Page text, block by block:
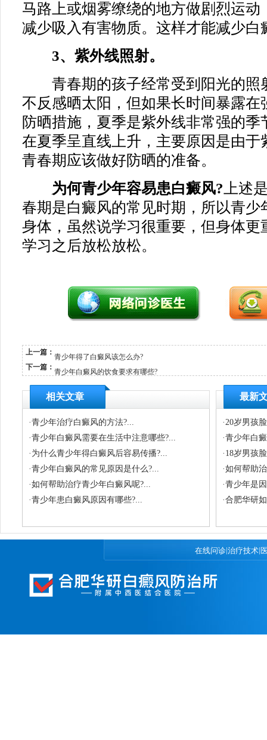
马路上或烟雾缭绕的地方做剧烈运动
减少吸入有害物质。这样才能减少白
3、紫外线照射。
青春期的孩子经常受到阳光的照
不反感晒太阳，但如果长时间暴露在
防晒措施，夏季是紫外线非常强的
在夏季呈直线上升，主要原因是由于
青春期应该做好防晒的准备。
为何青少年容易患白癜风? 上述
春期是白癜风的常见时期，所以青少
身体，虽然说学习很重要，但身体更
学习之后放松放松。
上一篇： 青少年得了白癜风该怎么办?
下一篇： 青少年白癜风的饮食要求有哪些?
相关文章
·青少年治疗白癜风的方法?...
·青少年白癜风需要在生活中注意哪些?...
· 为什么青少年得白癜风后容易传播?...
·青少年白癜风的常见原因是什么?...
·如何帮助治疗青少年白癜风呢?...
·青少年患白癜风原因有哪些?...
最新
·20岁男孩
·青少年白
· 18岁男孩
·如何帮助
·青少年是
·合肥华研
在线问诊|治疗技术|